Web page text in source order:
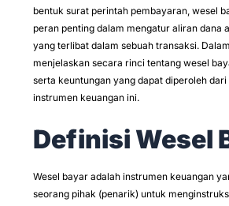
bentuk surat perintah pembayaran, wesel
peran penting dalam mengatur aliran dana
yang terlibat dalam sebuah transaksi.
menjelaskan secara rinci tentang wesel
serta keuntungan yang dapat diperoleh dari
instrumen keuangan ini.
Definisi Wesel
Wesel bayar adalah instrumen keuangan
seorang pihak (penarik) untuk